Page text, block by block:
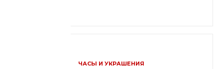
ЧАСЫ И УКРАШЕНИЯ